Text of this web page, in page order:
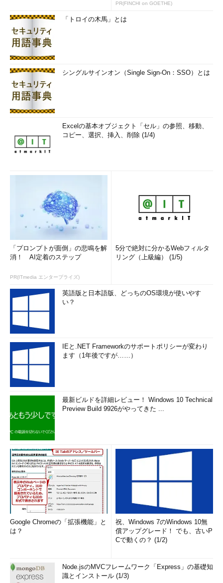
PR(FINCHI on GOETHE)
「トロイの木馬」とは
シングルサインオン（Single Sign-On：SSO）とは
Excelの基本オブジェクト「セル」の参照、移動、
コピー、選択、挿入、削除 (1/4)
「プロンプトが面倒」の悲鳴を解
消！ AI定着のステップ
PR(ITmedia エンタープライズ)
5分で絶対に分かるWebフィルタ
リング（上級編） (1/5)
英語版と日本語版、どっちのOS環境が使いやす
い？
IEと.NET Frameworkのサポートポリシーが変わり
ます（1年後ですが……）
最新ビルドを詳細レビュー！ Windows 10 Technical
Preview Build 9926がやってきた ...
Google Chromeの「拡張機能」と
は？
祝、Windows 7のWindows 10無
償アップグレード！ でも、古いP
Cで動くの？ (1/2)
Node.jsのMVCフレームワーク「Express」の基礎知
識とインストール (1/3)